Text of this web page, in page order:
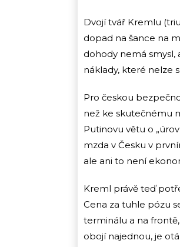
Dvojí tvář Kremlu
dopad na šance na
dohody nemá
náklady, které nelze
Pro českou
než ke skutečnému
Putinovu větu o
mzda v Česku v
ale ani to není
Kreml právě teď
Cena za tuhle pózu
terminálu a na
obojí najednou, je